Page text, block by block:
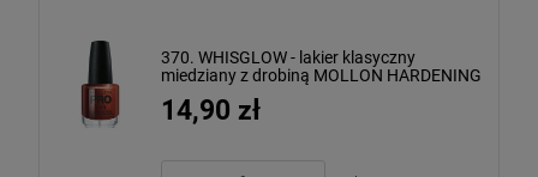
370. WHISGLOW - lakier klasyczny
miedziany z drobiną MOLLON HARDENING
14,90 zł